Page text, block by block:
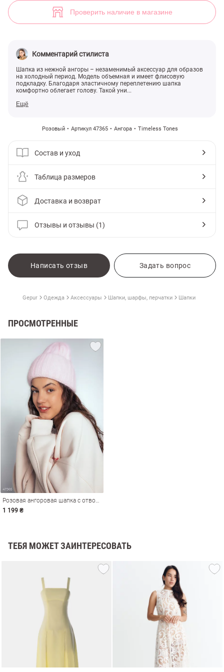
Проверить наличие в магазине
Комментарий стилиста
Шапка из нежной ангоры – незаменимый аксессуар для образов
на холодный период. Модель объемная и имеет флисовую
подкладку. Благодаря эластичному переплетению шапка
комфортно облегает голову. Такой уни...
Ещё
Розовый Артикул 47365 Ангора Timeless Tones
Состав и уход
Таблица размеров
Доставка и возврат
Отзывы и отзывы (1)
Написать отзыв Задать вопрос
Gepur Одежда Аксессуары Шапки, шарфы, перчатки Шапки
ПРОСМОТРЕННЫЕ
Розовая ангоровая шапка с отворотом
1 199 ₴
ТЕБЯ МОЖЕТ ЗАИНТЕРЕСОВАТЬ
Розовая ангоровая шапка с отворотом (арт. 47365) ♡ интернет-